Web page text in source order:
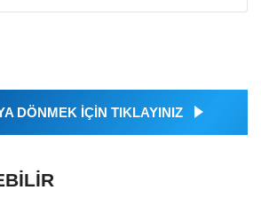
DÖNMEK İÇİN TIKLAYINIZ